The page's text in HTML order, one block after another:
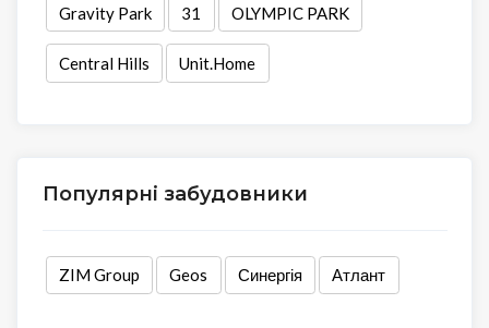
Gravity Park 31 OLYMPIC PARK
Central Hills Unit.Home
Популярні забудовники
ZIM Group Geos Синергія Атлант